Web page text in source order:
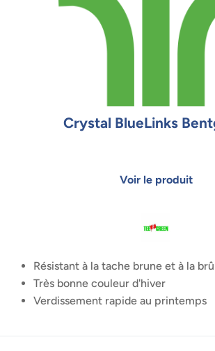
Crystal BlueLinks
Résistant à la tache brune et à la
Très bonne couleur d'hiver
Verdissement rapide au printemps